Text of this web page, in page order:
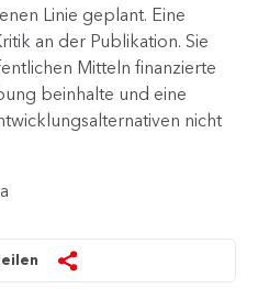
Linie geplant. Eine
an der Publikation. Sie
Mitteln finanzierte
beinhalte und eine
nicht